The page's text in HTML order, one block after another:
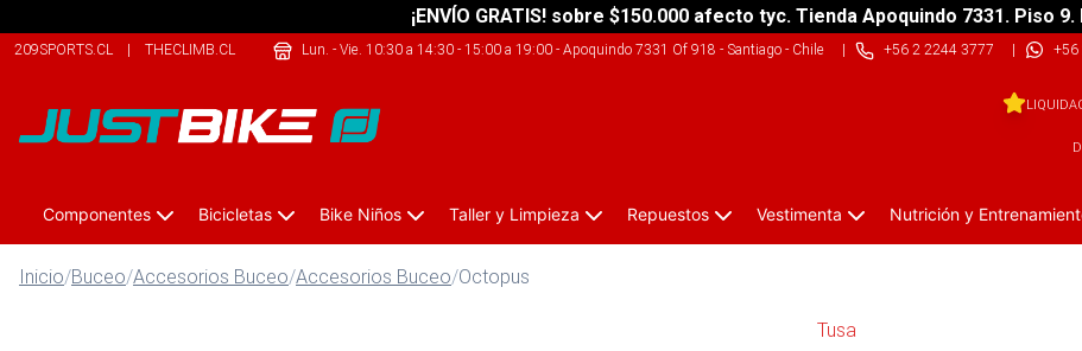
¡ENVÍO GRATIS! sobre $150.000 afecto tyc. Tienda Apoquindo 7331. Piso
209SPORTS.CL | THECLIMB.CL THEARMY.CL
Lun. - Vie. 10:30 a 14:30 - 15:00 a 19:00- Apoquindo 7331 Of 918 - Santiago - Chile| +56 2 2244 3777 | +56
Componentes Bicicletas Bike Niños Taller y Limpieza Repuestos Vestimenta Nutrición y
Inicio/Buceo/Accesorios Buceo/Accesorios Buceo/Octopus
Tusa